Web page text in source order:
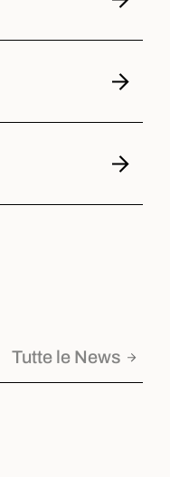
Tutte le News